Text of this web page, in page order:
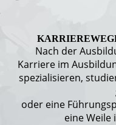
Nach der
Karriere im
spezialisieren,
oder eine
eine Weile